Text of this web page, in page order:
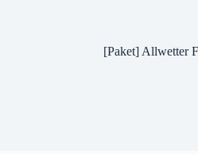
[Paket] Allwetter